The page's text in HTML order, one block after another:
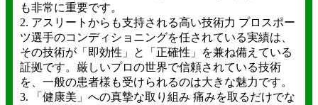
も非常に重要です。
2. アスリートからも支持される高い技術力 プロスポー
ツ選手のコンディショニングを任されている実績は、
その技術が「即効性」と「正確性」を兼ね備えている
証拠です。厳しいプロの世界で信頼されている技術
を、一般の患者様も受けられるのは大きな魅力です。
3. 「健康美」への真摯な取り組み 痛みを取るだけでな